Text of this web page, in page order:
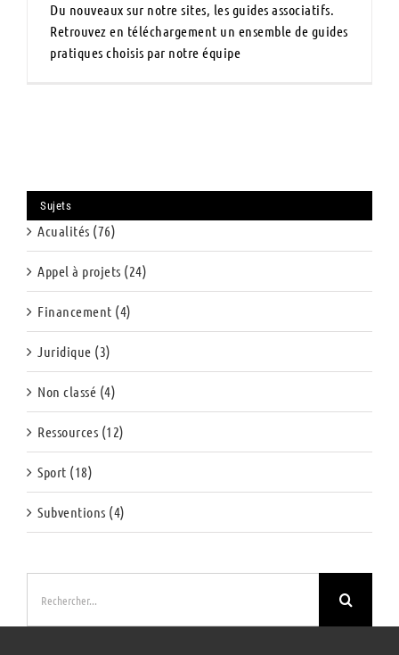
Du nouveaux sur notre sites, les guides associatifs.
Retrouvez en téléchargement un ensemble de guides
pratiques choisis par notre équipe
Sujets
Acualités (76)
Appel à projets (24)
Financement (4)
Juridique (3)
Non classé (4)
Ressources (12)
Sport (18)
Subventions (4)